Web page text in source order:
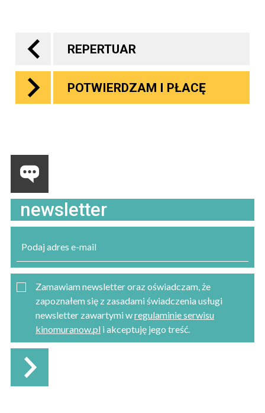
REPERTUAR
POTWIERDZAM I PŁACĘ
newsletter
Zamawiam newsletter oraz oświadczam, że
zapoznałem się z zasadami świadczenia usługi
newsletter zawartymi wregulaminie serwisu
kinomuranow.pl i akceptuję jego treść.